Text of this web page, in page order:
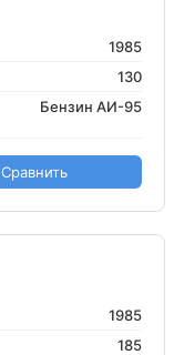
1985
130
Бензин АИ-95
Сравнить
1985
185